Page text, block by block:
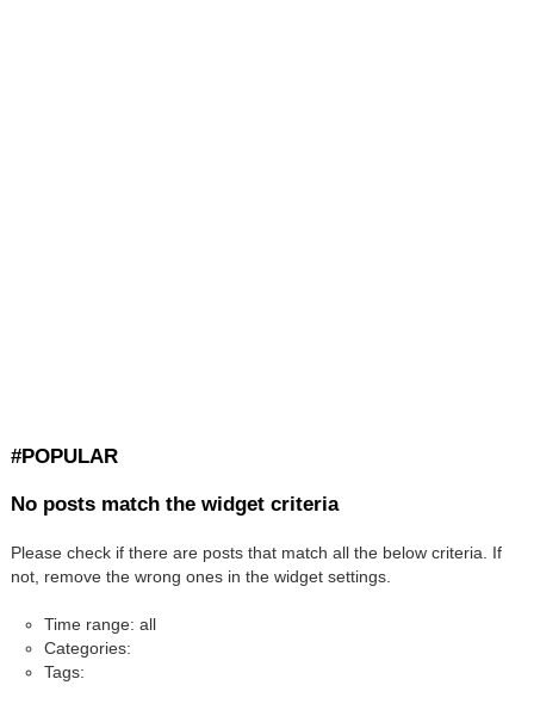
#POPULAR
No posts match the widget criteria
Please check if there are posts that match all the below criteria. If
not, remove the wrong ones in the widget settings.
Time range: all
Categories:
Tags: